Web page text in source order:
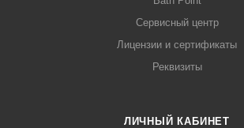
Сервисный центр
Лицензии и сертификаты
Реквизиты
ЛИЧНЫЙ КАБИНЕТ